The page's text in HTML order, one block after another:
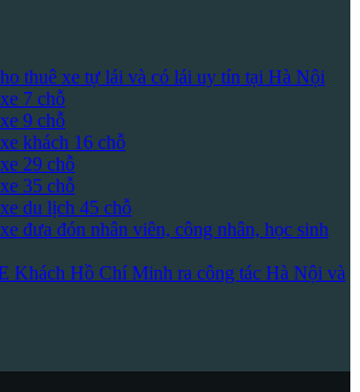
thuê xe tự lái và có lái uy tín tại Hà Nội
7 chỗ
9 chỗ
khách 16 chỗ
29 chỗ
35 chỗ
du lịch 45 chỗ
đưa đón nhân viên, công nhân, học sinh
Khách Hồ Chí Minh ra công tác Hà Nội và